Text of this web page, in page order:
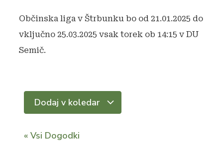
Občinska liga v Štrbunku bo od 21.01.2025 do
vključno 25.03.2025 vsak torek ob 14:15 v DU
Semič.
Dodaj v koledar
« Vsi Dogodki